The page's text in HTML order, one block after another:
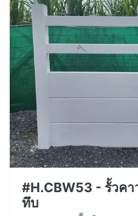
#H.CBW53 - รั้วค
ทึบ